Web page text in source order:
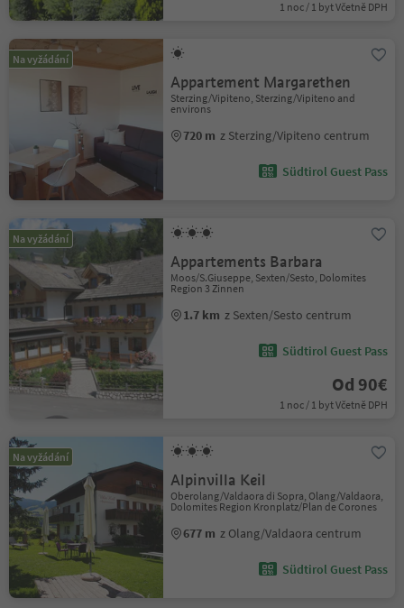
1 noc / 1 byt Včetně DPH
Na vyžádání
Appartement Margarethen
Sterzing/Vipiteno, Sterzing/Vipiteno and
environs
720 m z Sterzing/Vipiteno centrum
Südtirol Guest Pass
Na vyžádání
Appartements Barbara
Moos/S.Giuseppe, Sexten/Sesto, Dolomites
Region 3 Zinnen
1.7 km z Sexten/Sesto centrum
Südtirol Guest Pass
Od 90€
1 noc / 1 byt Včetně DPH
Na vyžádání
Alpinvilla Keil
Oberolang/Valdaora di Sopra, Olang/Valdaora,
Dolomites Region Kronplatz/Plan de Corones
677 m z Olang/Valdaora centrum
Südtirol Guest Pass